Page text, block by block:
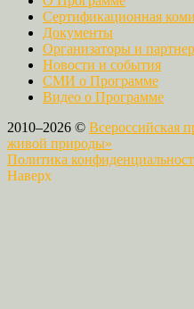
Сертификационная
Документы
Организаторы и
Новости и события
СМИ о Программе
Видео о Программе
2010–2026 © Всероссийская
живой природы»
Политика
Наверх